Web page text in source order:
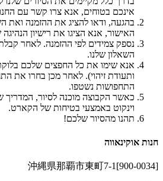
אינכם בטוחים, אנא צרו קשר עם
בהגעה, ודאו להציג את ההזמנה
האישור, אנא הציגו את רישיון הנהיגה
נספק צמידים לפי ההזמנה. לאחר
השאלון שלנו.
אנא שימו את כל החפצים שלכם בלוקר
ותעודת זיהוי). לאחר מכן בחרו את
התחפושות נשטפו.
כאשר הקבוצה מוכנה לסיור, המדריך
וינקוט באמצעי בטיחות של הקארט.
תהנו מהסיור שלכם!
חנות אוקינאווה
[900-0034]沖縄県那覇市東町7-1